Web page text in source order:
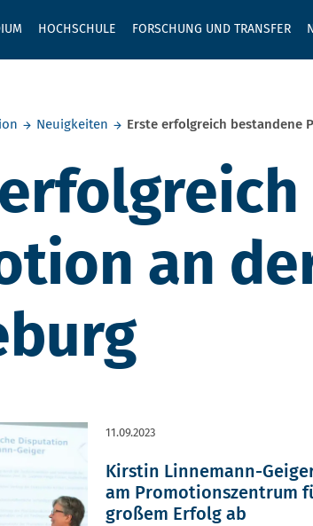
HOCHSCHULE FORSCHUNG UND TRANSFER
Neuigkeiten Erste erfolgreich bestandene
an
11.09.2023
Kirstin Linnemann-
am Promotionszentrum
großem Erfolg ab